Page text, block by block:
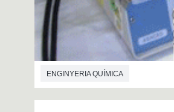
ENGINYERIA QUÍMICA